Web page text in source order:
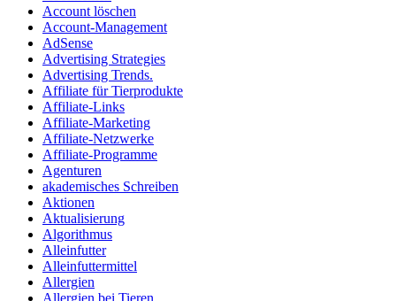
Account löschen
Account-Management
AdSense
Advertising Strategies
Advertising Trends.
Affiliate für Tierprodukte
Affiliate-Links
Affiliate-Marketing
Affiliate-Netzwerke
Affiliate-Programme
Agenturen
akademisches Schreiben
Aktionen
Aktualisierung
Algorithmus
Alleinfutter
Alleinfuttermittel
Allergien